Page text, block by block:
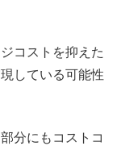
コストを抑えた
している可能性
分にもコストコ